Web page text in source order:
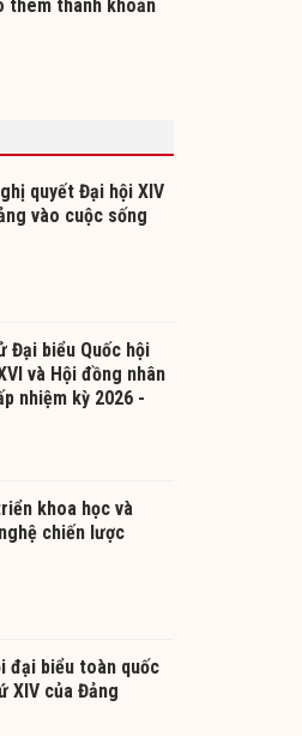
thêm thanh khoản
quyết Đại hội XIV
vào cuộc sống
Đại biểu Quốc hội
và Hội đồng nhân
nhiệm kỳ 2026 -
khoa học và
chiến lược
đại biểu toàn quốc
XIV của Đảng